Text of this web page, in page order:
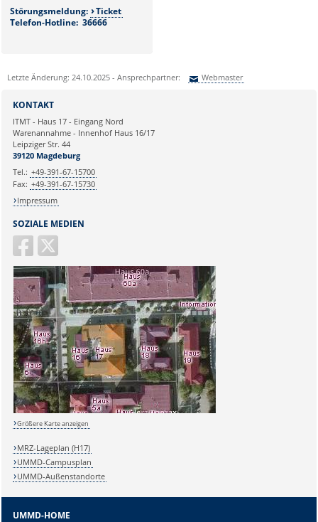
Netzwerk und Kommunikation
Klinische und
Betriebswirtschaftliche
Applikationen
Störungsmeldung:
Ticket
Telefon-Hotline: 36666
Letzte Änderung: 24.10.2025 - Ansprechpartner: Webmaster
Ihre E-Mailadresse:
Ihr Anliegen:
SOZIALE MEDIEN
KONTAKT
ITMT - Haus 17 - Eingang Nord
Warenannahme - Innenhof Haus 16/17
Leipziger Str. 44
39120 Magdeburg
Tel.: +49-391-67-15700
Fax: +49-391-67-15730
Impressum
Größere Karte anzeigen
MRZ-Lageplan (H17)
UMMD-Campusplan
UMMD-Außenstandorte
UMMD-HOME